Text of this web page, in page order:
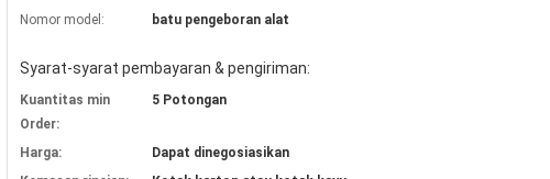
Nomor model:
batu pengeboran alat
Syarat-syarat pembayaran & pengiriman:
Kuantitas min
Order:
5 Potongan
Harga:
Dapat dinegosiasikan